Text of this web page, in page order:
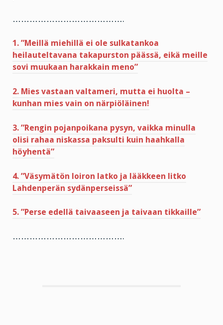
………………………………….
1. ”Meillä miehillä ei ole sulkatankoa
heilauteltavana takapurston päässä, eikä meille
sovi muukaan harakkain meno”
2. Mies vastaan valtameri, mutta ei huolta –
kunhan mies vain on närpiöläinen!
3. ”Rengin pojanpoikana pysyn, vaikka minulla
olisi rahaa niskassa paksulti kuin haahkalla
höyhentä”
4. ”Väsymätön loiron latko ja lääkkeen litko
Lahdenperän sydänperseissä”
5. ”Perse edellä taivaaseen ja taivaan tikkaille”
………………………………….